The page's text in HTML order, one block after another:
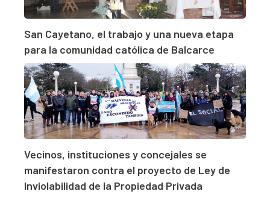
San Cayetano, el trabajo y una nueva etapa
para la comunidad católica de Balcarce
Vecinos, instituciones y concejales se
manifestaron contra el proyecto de Ley de
Inviolabilidad de la Propiedad Privada